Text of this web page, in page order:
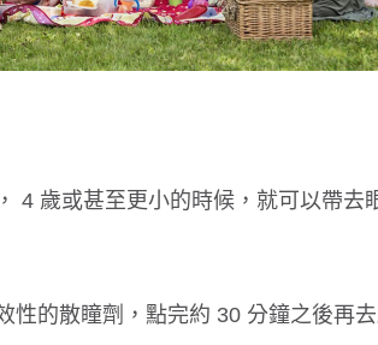
4 歲或甚至更小的時候，就可以帶去
的散瞳劑，點完約 30 分鐘之後再